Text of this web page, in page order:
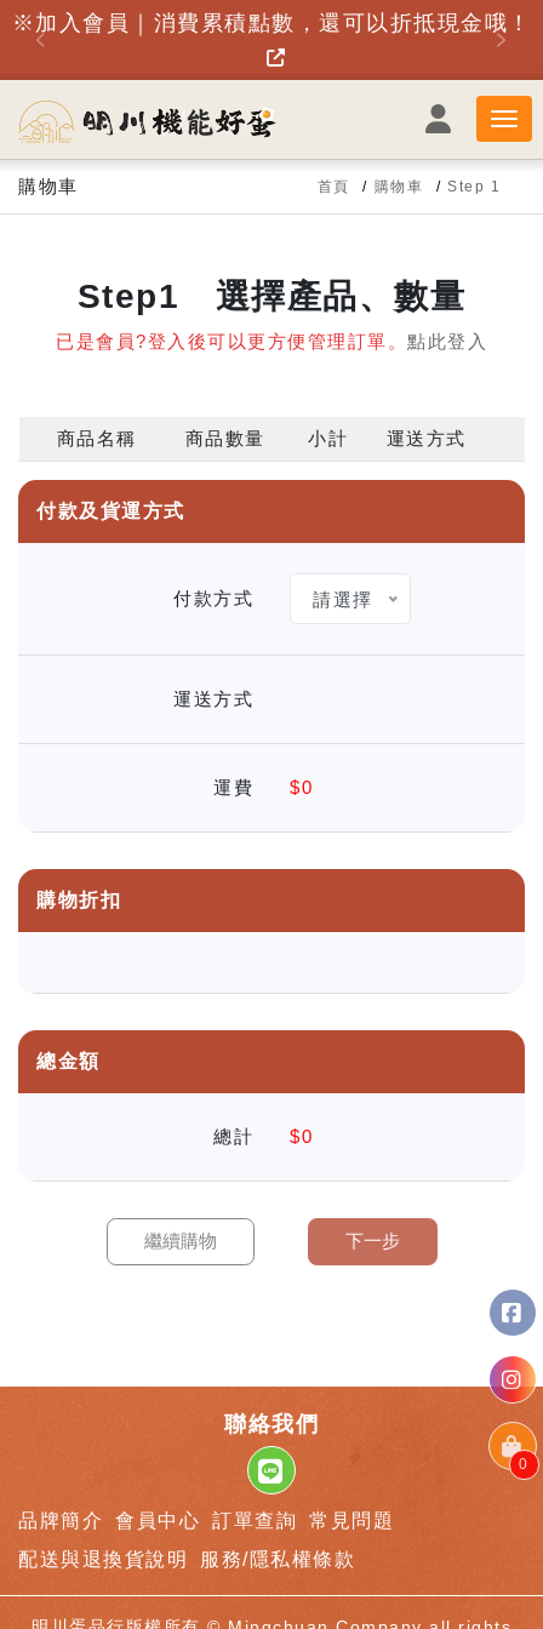
入會員｜消費累積點數，還可以折抵現金哦！
購物車 首頁 購物車 Step 1
Step1 選擇產品、數量
已是會員?登入後可以更方便管理訂單。 點此登入
商品名稱 商品數量 小計 運送方式
付款及貨運方式
付款方式 請選擇
運送方式
運費 $0
購物折扣
總金額
總計 $0
聯絡我們
品牌簡介 會員中心 訂單查詢
常見問題
配送與退換貨說明
服務/隱私權條款
0